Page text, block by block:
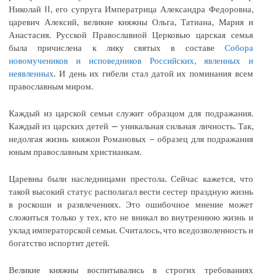
Николай II, его супруга Императрица Александра Федоровна,
царевич Алексий, великие княжны Ольга, Татиана, Мария и
Анастасия. Русской Православной Церковью царская семья
была причислена к лику святых в составе Собора
новомучеников и исповедников Российских, явленных и
неявленных. И день их гибели стал датой их поминания всем
православным миром.
Каждый из царской семьи служит образцом для подражания.
Каждый из царских детей — уникальная сильная личность. Так,
недолгая жизнь княжон Романовых – образец для подражания
юным православным христианкам.
Царевны были наследницами престола. Сейчас кажется, что
такой высокий статус располагал вести сестер праздную жизнь
в роскоши и развлечениях. Это ошибочное мнение может
сложиться только у тех, кто не вникал во внутреннюю жизнь и
уклад императорской семьи. Считалось, что вседозволенность и
богатство испортит детей.
Великие княжны воспитывались в строгих требованиях